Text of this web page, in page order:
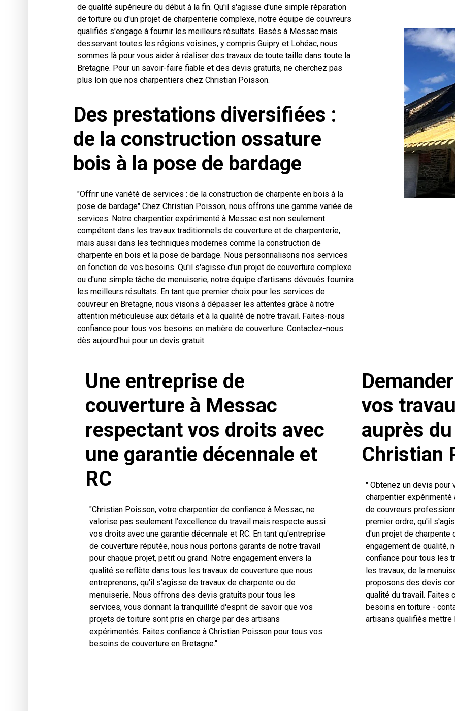
de qualité supérieure du début à la fin. Qu'il s'agisse d'une simple réparation
de toiture ou d'un projet de charpenterie complexe, notre équipe de couvreurs
qualifiés s'engage à fournir les meilleurs résultats. Basés à Messac mais
desservant toutes les régions voisines, y compris Guipry et Lohéac, nous
sommes là pour vous aider à réaliser des travaux de toute taille dans toute la
Bretagne. Pour un savoir-faire fiable et des devis gratuits, ne cherchez pas
plus loin que nos charpentiers chez Christian Poisson.
Des prestations diversifiées :
de la construction ossature
bois à la pose de bardage
"Offrir une variété de services : de la construction de charpente en bois à la
pose de bardage" Chez Christian Poisson, nous offrons une gamme variée de
services. Notre charpentier expérimenté à Messac est non seulement
compétent dans les travaux traditionnels de couverture et de charpenterie,
mais aussi dans les techniques modernes comme la construction de
charpente en bois et la pose de bardage. Nous personnalisons nos services
en fonction de vos besoins. Qu'il s'agisse d'un projet de couverture complexe
ou d'une simple tâche de menuiserie, notre équipe d'artisans dévoués fournira
les meilleurs résultats. En tant que premier choix pour les services de
couvreur en Bretagne, nous visons à dépasser les attentes grâce à notre
attention méticuleuse aux détails et à la qualité de notre travail. Faites-nous
confiance pour tous vos besoins en matière de couverture. Contactez-nous
dès aujourd'hui pour un devis gratuit.
Une entreprise de
couverture à Messac
respectant vos droits avec
une garantie décennale et
RC
"Christian Poisson, votre charpentier de confiance à Messac, ne
valorise pas seulement l'excellence du travail mais respecte aussi
vos droits avec une garantie décennale et RC. En tant qu'entreprise
de couverture réputée, nous nous portons garants de notre travail
pour chaque projet, petit ou grand. Notre engagement envers la
qualité se reflète dans tous les travaux de couverture que nous
entreprenons, qu'il s'agisse de travaux de charpente ou de
menuiserie. Nous offrons des devis gratuits pour tous les
services, vous donnant la tranquillité d'esprit de savoir que vos
projets de toiture sont pris en charge par des artisans
expérimentés. Faites confiance à Christian Poisson pour tous vos
besoins de couverture en Bretagne."
vos
auprès
Christian
" Obtenez un devis pour
charpentier
de couvreurs
premier ordre, qu'il
d'un projet de
engagement de qualité,
confiance pour tous les
les travaux, de la
proposons des devis
qualité du travail. Faites
besoins en toiture -
artisans qualifiés mettre